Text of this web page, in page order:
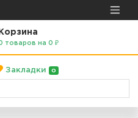
Корзина
товаров на 0 ₽
Закладки 0